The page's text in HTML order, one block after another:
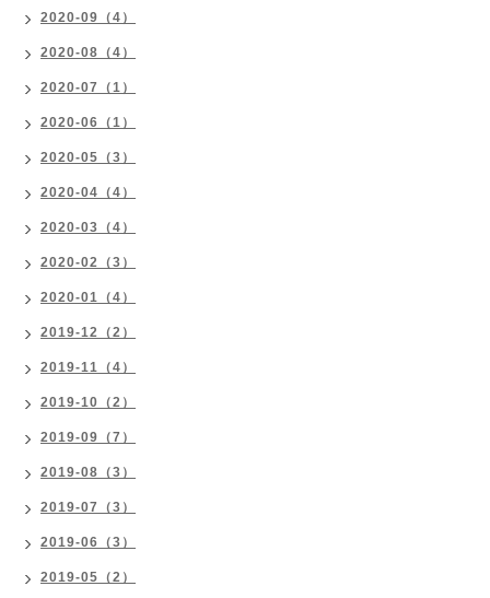
2020-09（4）
2020-08（4）
2020-07（1）
2020-06（1）
2020-05（3）
2020-04（4）
2020-03（4）
2020-02（3）
2020-01（4）
2019-12（2）
2019-11（4）
2019-10（2）
2019-09（7）
2019-08（3）
2019-07（3）
2019-06（3）
2019-05（2）